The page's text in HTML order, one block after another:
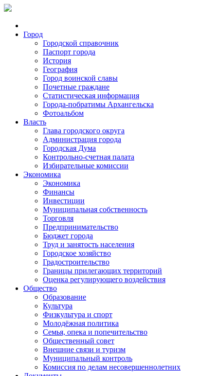
Город
Городской справочник
Паспорт города
История
География
Город воинской славы
Почетные граждане
Статистическая информация
Города-побратимы Архангельска
Фотоальбом
Власть
Глава городского округа
Администрация города
Городская Дума
Контрольно-счетная палата
Избирательные комиссии
Экономика
Экономика
Финансы
Инвестиции
Муниципальная собственность
Торговля
Предпринимательство
Бюджет города
Труд и занятость населения
Городское хозяйство
Градостроительство
Границы прилегающих территорий
Оценка регулирующего воздействия
Общество
Образование
Культура
Физкультура и спорт
Молодёжная политика
Семья, опека и попечительство
Общественный совет
Внешние связи и туризм
Муниципальный контроль
Комиссия по делам несовершеннолетних